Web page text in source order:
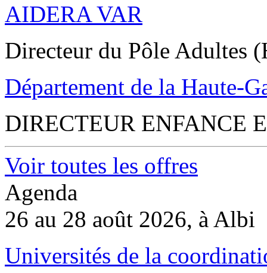
AIDERA VAR
Directeur du Pôle Adultes
Département de la Haute-
DIRECTEUR ENFANCE
Voir toutes les offres
Agenda
26 au 28 août 2026, à Albi
Universités de la